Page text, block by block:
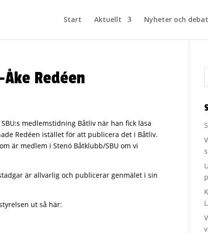
Start Aktuellt Nyheter och
Redéen
medlemstidning Båtliv när han fick läsa
Redéen istället för att publicera det i Båtliv.
är medlem i Stenö Båtklubb/SBU om vi
är allvarlig och publicerar genmälet i sin
ut så här: